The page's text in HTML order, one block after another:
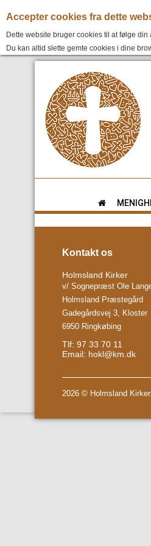
Kontakt os
Holmsland Kirker
v/ Sognepræst Ole
Holmsland Præstegård
Gadegårdsvej 3, Kloster
6950 Ringkøbing
Tlf: 97 33 70 11
Email: hokl@km.dk
2026 © Holmsland
Accepter cookies fra dette
Dette website bruger cookies til at følge
Du kan altid slette gemte cookies i dine